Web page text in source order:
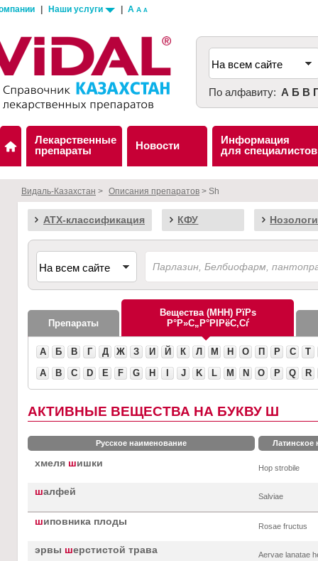
Наши услуги A A A
По алфавиту: А Б В
Лекарственные
препараты
Новости
Информация
для специалистов
Видаль-Казахстан > Описания препаратов > Sh
АТХ-классификация КФУ
Препараты
Вещества (МНН)
А Б В Г Д Ж З И Й К Л М Н О П Р С
Т
A
B C D E F G H J K L M N O P Q R
АКТИВНЫЕ ВЕЩЕСТВА НА БУКВУ Ш
Русское наименование Латинское
хмеля шишки Hop strobile
шалфей Salviae
шиповника плоды Rosae fructus
эрвы шерстистой трава Aervae lanatae